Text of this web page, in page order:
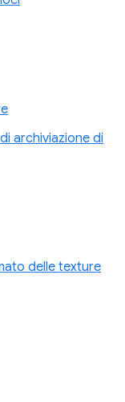
archiviazione di
delle texture